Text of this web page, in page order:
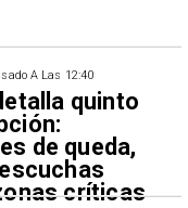
A Las 12:40
quinto
de queda,
críticas